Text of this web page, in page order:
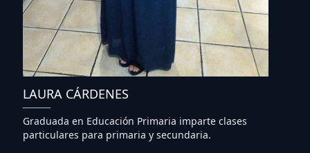
LAURA CÁRDENES
Graduada en Educación Primaria imparte clases
particulares para primaria y secundaria.